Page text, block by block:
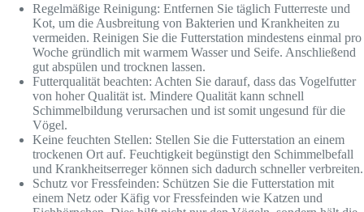
Regelmäßige Reinigung: Entfernen Sie täglich Futterreste und
Kot, um die Ausbreitung von Bakterien und Krankheiten zu
vermeiden. Reinigen Sie die Futterstation mindestens einmal pro
Woche gründlich mit warmem Wasser und Seife. Anschließend
gut abspülen und trocknen lassen.
Futterqualität beachten: Achten Sie darauf, dass das Vogelfutter
von hoher Qualität ist. Mindere Qualität kann schnell
Schimmelbildung verursachen und ist somit ungesund für die
Vögel.
Keine feuchten Stellen: Stellen Sie die Futterstation an einem
trockenen Ort auf. Feuchtigkeit begünstigt den Schimmelbefall
und Krankheitserreger können sich dadurch schneller verbreiten.
Schutz vor Fressfeinden: Schützen Sie die Futterstation mit
einem Netz oder Käfig vor Fressfeinden wie Katzen und